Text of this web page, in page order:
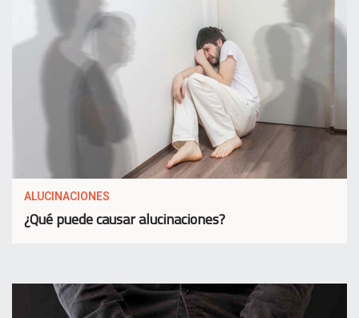
ALUCINACIONES
¿Qué puede causar alucinaciones?